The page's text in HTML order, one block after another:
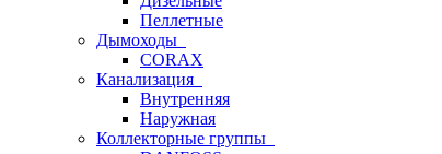
Пеллетные
Дымоходы
CORAX
Канализация
Внутренняя
Наружная
Коллекторные группы